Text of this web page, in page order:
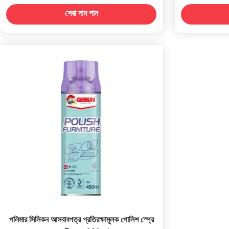
সেরা দাম পান
পলিমার সিলিকন আসবাবপত্র প্রতিরক্ষামূলক পোলিশ স্প্রে